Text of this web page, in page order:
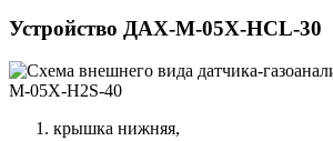
Устройство ДАХ-М-05Х-HCL-30
крышка нижняя,